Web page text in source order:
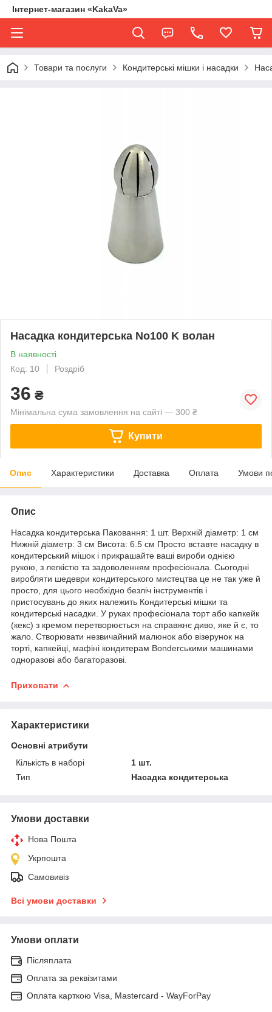
Інтернет-магазин «KakaVa»
Товари та послуги Кондитерські мішки і насадки
Насадка кондитерська No100 K волан
В наявності
Код: 10
Роздріб
36 ₴
Мінімальна сума замовлення на сайті — 300 ₴
Купити
Опис Характеристики Доставка Оплата Умови
Опис
Насадка кондитерська Паковання: 1 шт. Верхній діаметр: 1 см
Нижній діаметр: 3 см Висота: 6.5 см Просто вставте насадку в
кондитерський мішок і прикрашайте ваші вироби однією
рукою, з легкістю та задоволенням професіонала. Сьогодні
виробляти шедеври кондитерського мистецтва це не так уже й
просто, для цього необхідно безліч інструментів і
пристосувань до яких належить Кондитерські мішки та
кондитерські насадки. У руках професіонала торт або капкейк
(кекс) з кремом перетворюється на справжнє диво, яке й є, то
жало. Створювати незвичайний малюнок або візерунок на
торті, капкейці, мафіні кондитерам Bonderськими машинами
одноразові або багаторазові.
Приховати
Характеристики
Основні атрибути
Кількість в наборі
1 шт.
Тип
Насадка кондитерська
Умови доставки
Нова Пошта
Укрпошта
Самовивіз
Всі умови доставки
Умови оплати
Післяплата
Оплата за реквізитами
Оплата карткою Visa, Mastercard - WayForPay